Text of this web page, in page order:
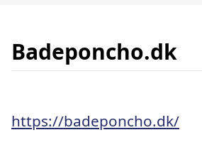
Badeponcho.dk
https://badeponcho.dk/